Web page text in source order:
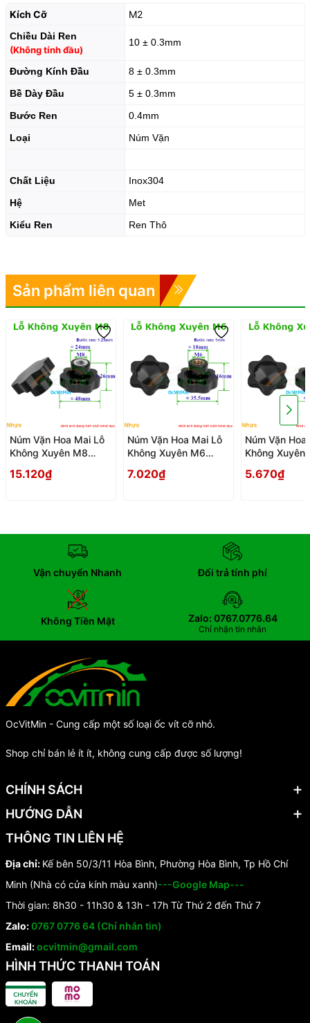
Kích Cỡ M2
Chiều Dài Ren
(Không tính đầu)
10 ± 0.3mm
Đường Kính Đầu
8 ± 0.3mm
Bề Dày Đầu
5 ± 0.3mm
Bước Ren
0.4mm
Loại
Núm Vặn
Chất Liệu
Inox304
Hệ
Met
Kiểu Ren
Ren Thô
Sản phẩm liên quan
Núm Vặn Hoa Mai Lỗ
Không Xuyên M8
Hoa Mai Nhua Lo
15.120₫
Núm Vặn Hoa Mai Lỗ
Không Xuyên M6
Hoa Mai Nhua Lo
7.020₫
Núm Vặn Hoa
Không Xuyên
Hoa Mai
5.670₫
Vận chuyển Nhanh Đổi trả tính phí
Không Tiền Mặt Zalo: 0767.0776.64
Chỉ nhận tin nhắn
OcVitMin - Cung cấp một số loại ốc vít cỡ nhỏ.
Shop chỉ bán lẻ ít ít, không cung cấp được số lượng!
CHÍNH SÁCH
HƯỚNG DẪN
THÔNG TIN LIÊN HỆ
Địa chỉ: Kế bên 50/3/11 Hòa Bình, Phường Hòa Bình, Tp Hồ Chí
Minh (Nhà có cửa kính màu xanh)---Google Map---
Thời gian: 8h30 - 11h30 & 13h - 17h Từ Thứ 2 đến Thứ 7
Zalo:0767 0776 64 (Chỉ nhắn tin)
Email:ocvitmin@gmail.com
HÌNH THỨC THANH TOÁN